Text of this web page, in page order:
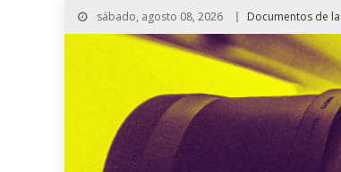
sábado, agosto 08, 2026 Documentos de la